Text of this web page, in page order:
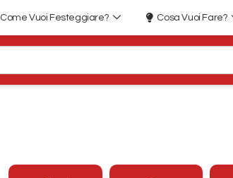
Come Vuoi Festeggiare? Cosa Vuoi Fare?